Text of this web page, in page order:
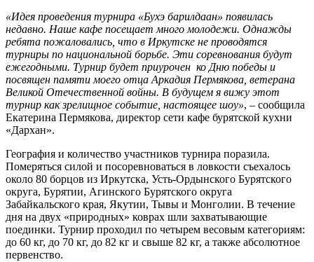
«Идея проведения турнира «Бухэ барилдаан» появилась
недавно. Наше кафе посещает много молодежи. Однажды
ребята пожаловались, что в Иркутске не проводятся
турниры по национальной борьбе. Эти соревнования будут
ежегодными. Турнир будет приурочен ко Дню победы и
посвящен памяти моего отца Аркадия Пермякова, ветерана
Великой Отечественной войны. В будущем я вижу этот
турнир как зрелищное событие, настоящее шоу», – сообщила
Екатерина Пермякова, директор сети кафе бурятской кухни
«Дархан».
География и количество участников турнира поразила.
Померяться силой и посоревноваться в ловкости съехалось
около 80 борцов из Иркутска, Усть-Ордынского Бурятского
округа, Бурятии, Агинского Бурятского округа
Забайкальского края, Якутии, Тывы и Монголии. В течение
дня на двух «природных» коврах шли захватывающие
поединки. Турнир проходил по четырем весовым категориям:
до 60 кг, до 70 кг, до 82 кг и свыше 82 кг, а также абсолютное
первенство.